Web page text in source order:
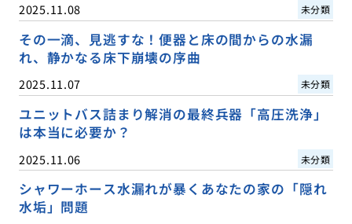
2025.11.08 未分類
その一滴、見逃すな！便器と床の間からの水漏
れ、静かなる床下崩壊の序曲
2025.11.07 未分類
ユニットバス詰まり解消の最終兵器「高圧洗浄」
は本当に必要か？
2025.11.06 未分類
シャワーホース水漏れが暴くあなたの家の「隠れ
水垢」問題